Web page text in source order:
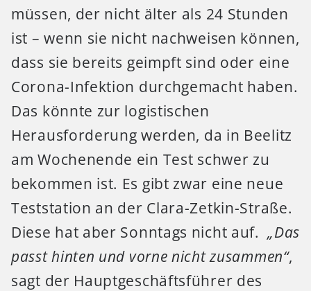
müssen, der nicht älter als 24 Stunden
ist – wenn sie nicht nachweisen können,
dass sie bereits geimpft sind oder eine
Corona-Infektion durchgemacht haben.
Das könnte zur logistischen
Herausforderung werden, da in Beelitz
am Wochenende ein Test schwer zu
bekommen ist. Es gibt zwar eine neue
Teststation an der Clara-Zetkin-Straße.
Diese hat aber Sonntags nicht auf.„Das
passt hinten und vorne nicht zusammen“,
sagt der Hauptgeschäftsführer des